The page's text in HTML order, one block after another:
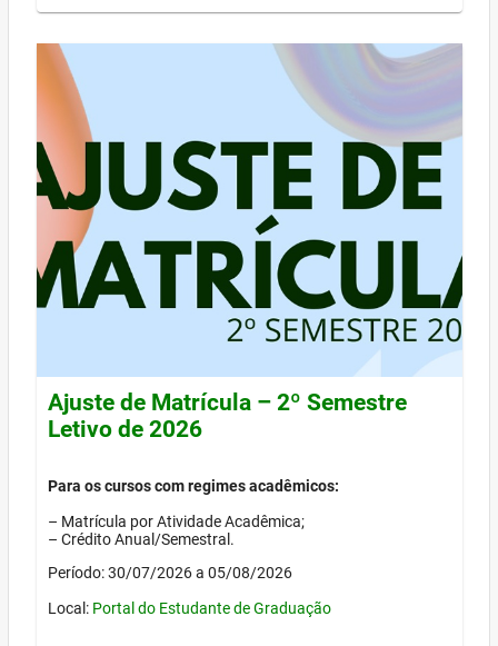
Ajuste de Matrícula – 2º Semestre
Letivo de 2026
Para os cursos com regimes acadêmicos:
– Matrícula por Atividade Acadêmica;
– Crédito Anual/Semestral.
Período: 30/07/2026 a 05/08/2026
Local: Portal do Estudante de Graduação